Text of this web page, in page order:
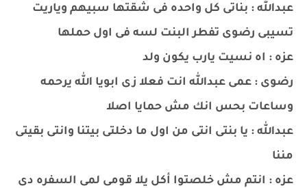
عبدالله : بناتى كل واحده فى شقتها سبيهم وياريت
تسيبى رضوى تفطر البنت لسه فى اول حملها
عزه : اه نسيت يارب يكون ولد
رضوى : عمى عبدالله انت فعلا زى ابويا الله يرحمه
وساعات بحس انك مش حمايا اصلا
عبدالله : يا بنتى انتى من اول ما دخلتى بيتنا وانتى بقيتى
مننا
عزه : انتم مش خلصتوا أكل يلا قومى لمى السفره دى